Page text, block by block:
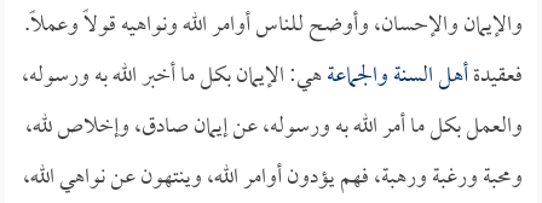
والإيمان والإحسان، وأوضح للناس أوامر الله ونواهيه قولاً وعملاً.
فعقيدةأهل السنة والجماعةهي: الإيمان بكل ما أخبر الله به ورسوله،
والعمل بكل ما أمر الله به ورسوله، عن إيمان صادق، وإخلاص لله،
ومحبة ورغبة ورهبة، فهم يؤدون أوامر الله، وينتهون عن نواهي الله،